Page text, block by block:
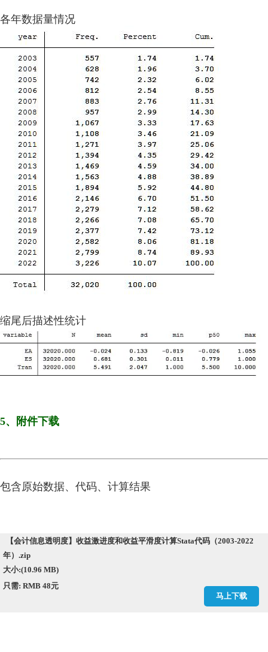
各年数据量情况
缩尾后描述性统计
5、附件下载
包含原始数据、代码、计算结果
【会计信息透明度】收益激进度和收益平滑度计算Stata代码（2003-2022
年）.zip
大小:(10.96 MB)
只需: RMB 48元
马上下载